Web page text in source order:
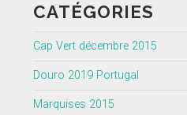
CATÉGORIES
Cap Vert décembre 2015
Douro 2019 Portugal
Marquises 2015